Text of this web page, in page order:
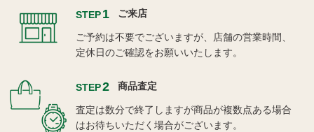
STEP1 ご来店
ご予約は不要でございますが、店舗の営業時間、
定休日のご確認をお願いいたします。
STEP2 商品査定
査定は数分で終了しますが商品が複数点ある場合
はお待ちいただく場合がございます。